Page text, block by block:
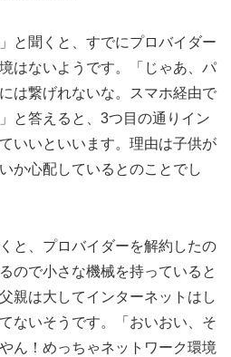
と聞くと、すでにプロバイダー
はないようです。「じゃあ、パ
は繋げれないな。スマホ経由で
と答えると、3つ目の通りイン
いいといいます。理由は子供が
か心配しているとのことでし
と、プロバイダーを解約したの
ので小さな機械を持っていると
親は大してインターネットはし
ないそうです。「おいおい、そ
ん！めっちゃネットワーク環境